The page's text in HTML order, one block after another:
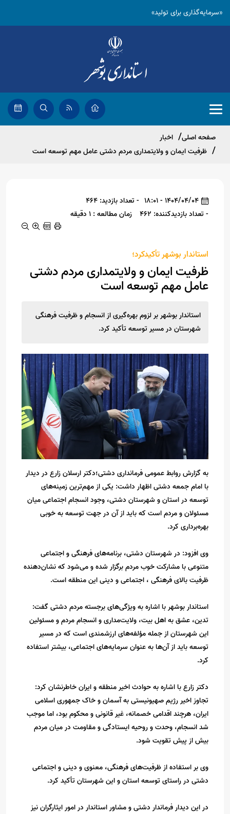
«سرمایه‌گذاری برای تولید»
صفحه اصلی
اخبار
ظرفیت ایمان و ولایتمداری مردم دشتی عامل مهم توسعه است
1404/04/04 - 18:01
- تعداد بازدید: 464
- تعداد بازدیدکننده: 462
زمان مطالعه : 1 دقیقه
استاندار بوشهر تأکیدکرد؛
ظرفیت ایمان و ولایتمداری مردم دشتی
عامل مهم توسعه است
استاندار بوشهر بر لزوم بهره‌گیری از انسجام و ظرفیت فرهنگی
شهرستان در مسیر توسعه تأکید کرد.
به گزارش روابط عمومی فرمانداری دشتی؛دکتر ارسلان زارع در دیدار
با امام جمعه دشتی اظهار داشت: یکی از مهم‌ترین زمینه‌های
توسعه در استان و شهرستان دشتی، وجود انسجام اجتماعی میان
مسئولان و مردم است که باید از آن در جهت توسعه به خوبی
بهره‌برداری کرد.
وی افزود: در شهرستان دشتی، برنامه‌های فرهنگی و اجتماعی
متنوعی با مشارکت خوب مردم برگزار شده و می‌شود که نشان‌دهنده
ظرفیت بالای فرهنگی ، اجتماعی و دینی این منطقه است.
استاندار بوشهر با اشاره به ویژگی‌های برجسته مردم دشتی گفت:
تدین، عشق به اهل بیت، ولایت‌مداری و انسجام مردم و مسئولین
این شهرستان از جمله مؤلفه‌های ارزشمندی است که در مسیر
توسعه باید از آن‌ها به عنوان سرمایه‌های اجتماعی، بیشتر استفاده
کرد.
دکتر زارع با اشاره به حوادث اخیر منطقه و ایران خاطرنشان کرد:
تجاوز اخیر رژیم صهیونیستی به آسمان و خاک جمهوری اسلامی
ایران، هرچند اقدامی خصمانه، غیر قانونی و محکوم بود، اما موجب
شد انسجام، وحدت و روحیه ایستادگی و مقاومت در میان مردم
بیش از پیش تقویت شود.
وی بر استفاده از ظرفیت‌های فرهنگی، معنوی و دینی و اجتماعی
دشتی در راستای توسعه استان و این شهرستان تأکید کرد.
در این دیدار فرماندار دشتی و مشاور استاندار در امور ایثارگران نیز